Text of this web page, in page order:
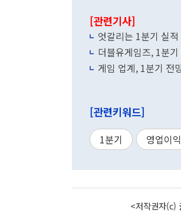
[관련기사]
엇갈리는 1분기 실
더블유게임즈, 1분
게임 업계, 1분기 전
[관련키워드]
1분기 영업이익
<저작권자(c)